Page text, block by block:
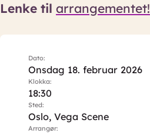
Lenke til arrangementet!
Dato:
Onsdag 18. februar 2026
Klokka:
18:30
Sted:
Oslo, Vega Scene
Arrangør: